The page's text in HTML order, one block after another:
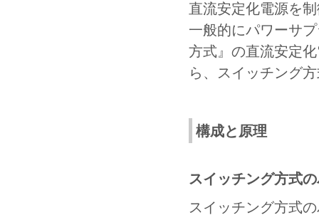
直流安定化電源を
一般的にパワーサ
方式』の直流安定
ら、スイッチング
構成と原理
スイッチング方式
スイッチング方式